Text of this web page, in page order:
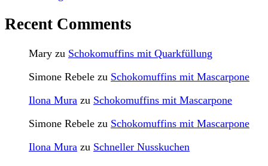
Recent Comments
Mary zu Schokomuffins mit Quarkfüllung
Simone Rebele zu Schokomuffins mit Mascarpone
Ilona Mura zu Schokomuffins mit Mascarpone
Simone Rebele zu Schokomuffins mit Mascarpone
Ilona Mura zu Schneller Nusskuchen